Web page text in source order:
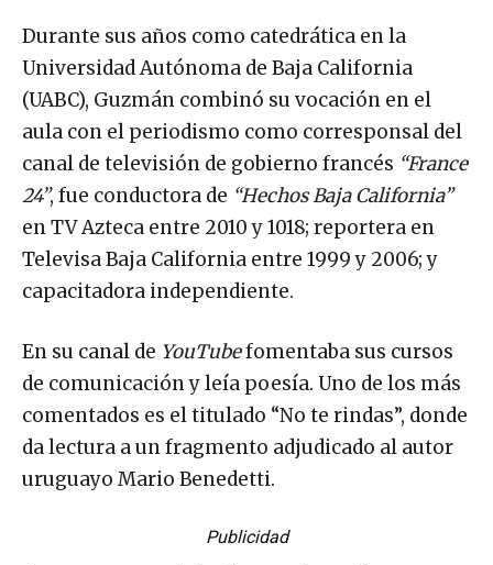
Durante sus años como catedrática en la
Universidad Autónoma de Baja California
(UABC), Guzmán combinó su vocación en el
aula con el periodismo como corresponsal del
canal de televisión de gobierno francés “France
24”, fue conductora de “Hechos Baja California”
en TV Azteca entre 2010 y 1018; reportera en
Televisa Baja California entre 1999 y 2006; y
capacitadora independiente.
En su canal de YouTubefomentaba sus cursos
de comunicación y leía poesía. Uno de los más
comentados es el titulado “No te rindas”, donde
da lectura a un fragmento adjudicado al autor
uruguayo Mario Benedetti.
Publicidad